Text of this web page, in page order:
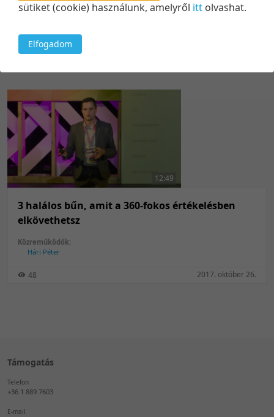
Relevancia szerint
Utolsó módosítás szerint
Utolsó módosítás szerint
5 tétel/oldal
10 tétel/oldal
20 tétel/oldal
50 tétel/oldal
100 tétel/oldal
12:49
3 halálos bűn, amit a 360-fokos értékelésben
elkövethetsz
Közreműködők:
Hári Péter
48 2017. október 26.
Támogatás
Telefon
+36 1 889 7603
E-mail
sütiket (cookie) használunk, amelyről itt olvashat.
Elfogadom